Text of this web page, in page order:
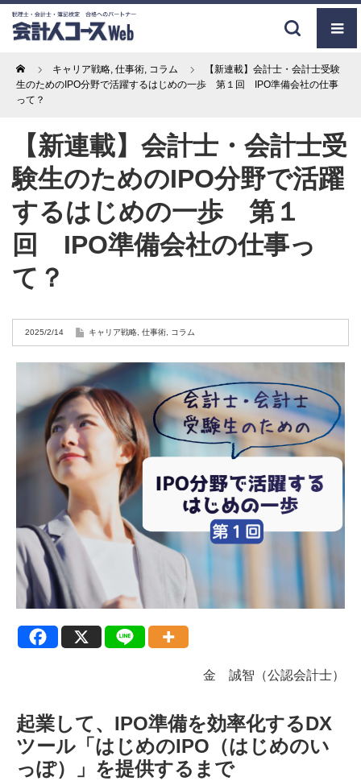
Home キャリア戦略, 仕事術, コラム
【新連載】会計士・会計士受験
生のためのIPO分野で活躍するはじめの一歩 第１回 IPO準備会社の仕事
って？
【新連載】会計士・会計士受
験生のためのIPO分野で活躍
するはじめの一歩 第１
回 IPO準備会社の仕事っ
て？
2025/2/14 キャリア戦略 仕事術 コラム
金 誠智（公認会計士）
起業して、IPO準備を効率化するDX
ツール「はじめのIPO（はじめのい
っぽ）」を提供するまで